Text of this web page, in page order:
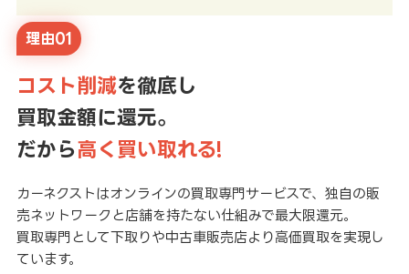
理由01
コスト削減を徹底し
買取金額に還元。
だから高く買い取れる!
カーネクストはオンラインの買取専門サービスで、独自の販
売ネットワークと店舗を持たない仕組みで最大限還元。
買取専門として下取りや中古車販売店より高価買取を実現し
ています。